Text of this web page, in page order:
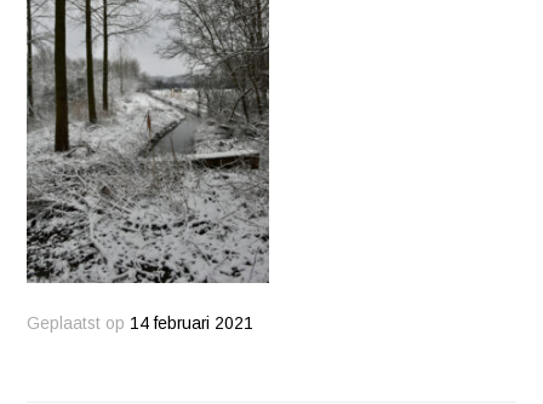
Geplaatst op 14 februari 2021